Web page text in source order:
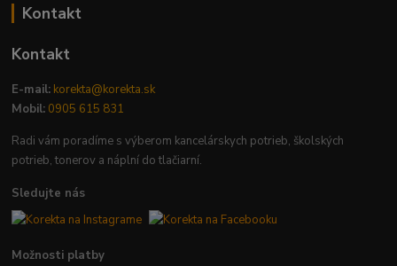
Kontakt
Kontakt
E-mail: korekta@korekta.sk
Mobil: 0905 615 831
Radi vám poradíme s výberom kancelárskych potrieb, školských
potrieb, tonerov a náplní do tlačiarní.
Sledujte nás
Možnosti platby